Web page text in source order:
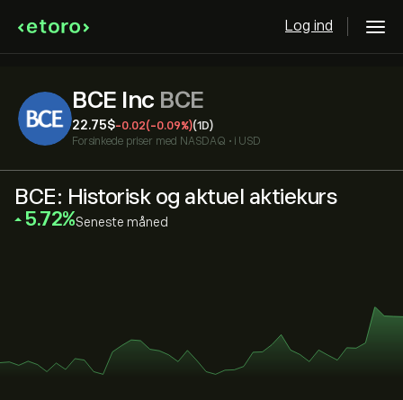
Log ind
BCE Inc BCE
22.75‎$‎-0.02(-0.09%)(1D)
Forsinkede priser med NASDAQ • i USD
BCE: Historisk og aktuel aktiekurs
‎5.72‎ Seneste måned